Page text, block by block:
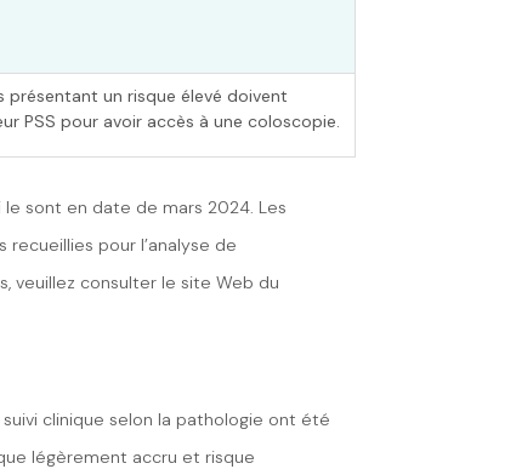
présentant un risque élevé doivent
PSS pour avoir accès à une coloscopie.
sont en date de mars 2024. Les
pour l’analyse de
veuillez consulter le site Web du
clinique selon la pathologie ont été
légèrement accru et risque